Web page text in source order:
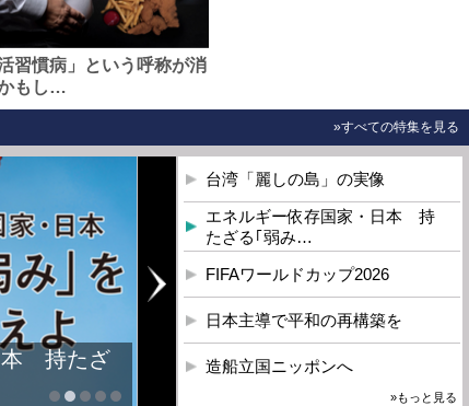
活習慣病」という呼称が消
もし…
»すべての特集を見る
本 持たざ
台湾「麗しの島」の実像
エネルギー依存国家・日本 持
たざる｢弱み…
FIFAワールドカップ2026
日本主導で平和の再構築を
造船立国ニッポンへ
»もっと見る